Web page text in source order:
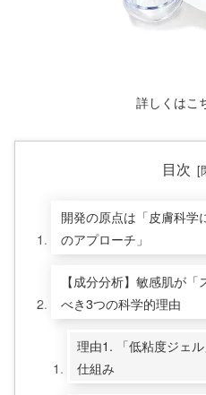
詳しくはこ
目次
開発の原点は「皮膚科学
のアプローチ」
【成分分析】敏感肌が
べき3つの科学的理由
理由1. 「低粘度ジェ
仕組み